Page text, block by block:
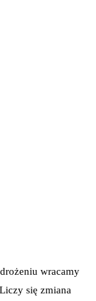
wracamy
się zmiana